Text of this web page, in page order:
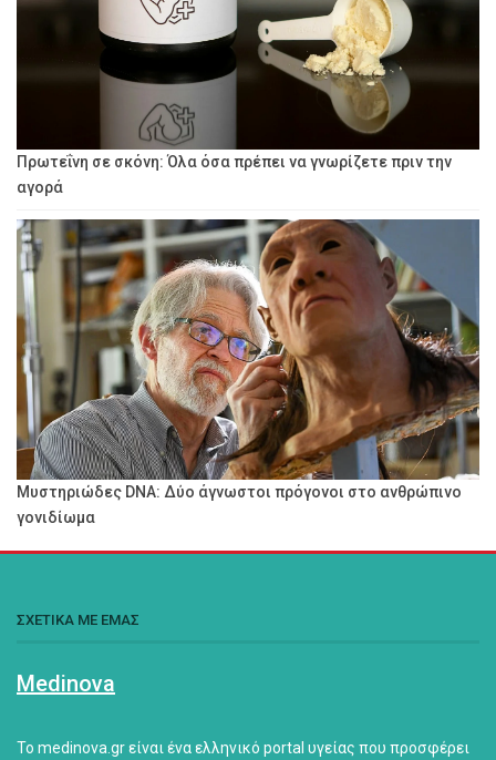
Πρωτεΐνη σε σκόνη: Όλα όσα πρέπει να γνωρίζετε πριν την
αγορά
Μυστηριώδες DNA: Δύο άγνωστοι πρόγονοι στο ανθρώπινο
γονιδίωμα
ΣΧΕΤΙΚΑ ΜΕ ΕΜΑΣ
Medinova
Το medinova.gr είναι ένα ελληνικό portal υγείας που προσφέρει